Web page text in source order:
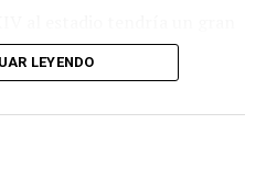
Lorenzo, dado el
y la Iglesia
Lorenzo Massa y
LEYENDO